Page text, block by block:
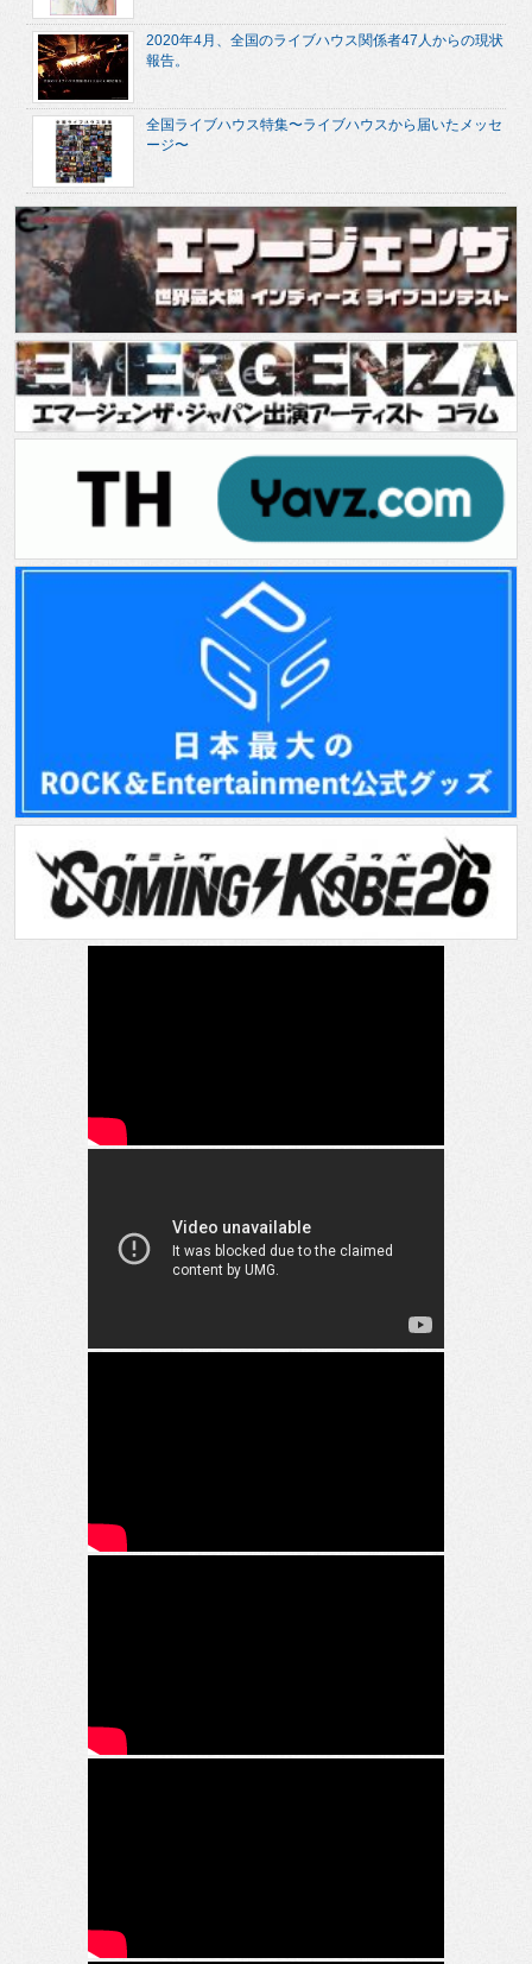
2020年4月、全国のライブハウス関係者47人からの現状
報告。
全国ライブハウス特集〜ライブハウスから届いたメッセ
ージ〜